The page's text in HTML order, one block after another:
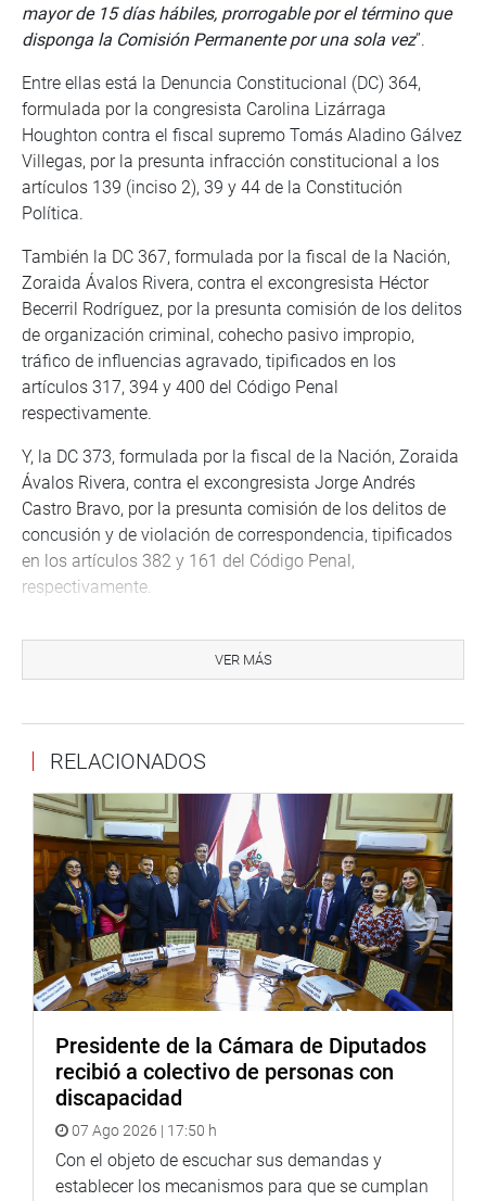
mayor de 15 días hábiles, prorrogable por el término que
disponga la Comisión Permanente por una sola vez”.
Entre ellas está la Denuncia Constitucional (DC) 364,
formulada por la congresista Carolina Lizárraga
Houghton contra el fiscal supremo Tomás Aladino Gálvez
Villegas, por la presunta infracción constitucional a los
artículos 139 (inciso 2), 39 y 44 de la Constitución
Política.
También la DC 367, formulada por la fiscal de la Nación,
Zoraida Ávalos Rivera, contra el excongresista Héctor
Becerril Rodríguez, por la presunta comisión de los delitos
de organización criminal, cohecho pasivo impropio,
tráfico de influencias agravado, tipificados en los
artículos 317, 394 y 400 del Código Penal
respectivamente.
Y, la DC 373, formulada por la fiscal de la Nación, Zoraida
Ávalos Rivera, contra el excongresista Jorge Andrés
Castro Bravo, por la presunta comisión de los delitos de
concusión y de violación de correspondencia, tipificados
en los artículos 382 y 161 del Código Penal,
respectivamente.
328 (acumuladas) formuladas por el excongresista
Richard Arce Cáceres y por la fiscal de la Nación, Zoraida
supuesta infracción a los artículos 39 y 93 de la
delitos de patrocinio ilegal y tráfico de influencias,
tipificados en los artículos 385 y 400 del Código Penal.
La agenda también incluye el archivo de 16 denuncias
constitucionales declaradas improcedentes por la
Subcomisión de Acusaciones Constitucionales.
PRENSA-CONGRESO
VER MÁS
RELACIONADOS
Presidente de la Cámara de Diputados
recibió a colectivo de personas con
discapacidad
07 Ago 2026 | 17:50 h
Con el objeto de escuchar sus demandas y
establecer los mecanismos para que se cumplan